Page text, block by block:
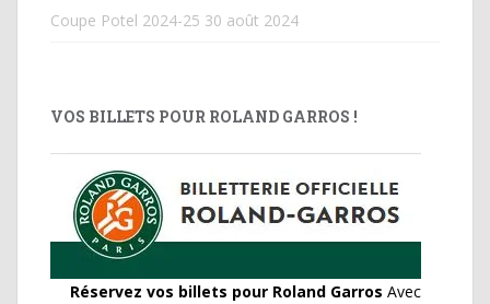
Coupe Potel 2024-25 30 août 2024
VOS BILLETS POUR ROLAND GARROS !
Réservez vos billets pour Roland Garros Avec